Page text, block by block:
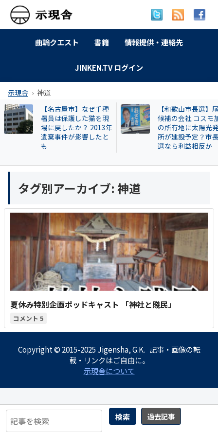
曲輪クエスト 書籍 情報提供・連絡先
JINKEN.TV ログイン
示現舎 神道
【名古屋市】なぜ千種
署員は保護した猫を現
場に戻したか？ 2013年
遺棄事件が影響したと
も
【和歌山市長選】
候補の会社 コスモ
の所有地に太陽光
所が建設予定？市
選なら利益相反か
検索 過去記事
タグ別アーカイブ: 神道
夏休み特別企画ポッドキャスト 「神社と賤民」
5
Copyright © 2015-2025 Jigensha, G.K. 記事・画像の転
載・リンクはご自由に。
示現舎について